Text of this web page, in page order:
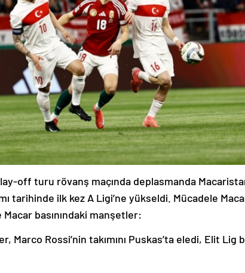
off turu rövanş maçında deplasmanda
tarihinde ilk kez A Ligi’ne yükseldi. Mücadele
basınındaki manşetler:
Marco Rossi’nin takımını Puskas’ta eledi, Elit Lig